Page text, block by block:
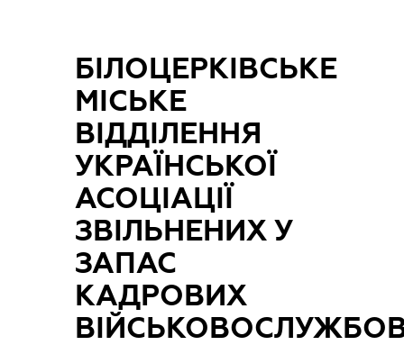
БІЛОЦЕРКІВСЬКЕ
МІСЬКЕ
ВІДДІЛЕННЯ
УКРАЇНСЬКОЇ
АСОЦІАЦІЇ
ЗВІЛЬНЕНИХ У
ЗАПАС
КАДРОВИХ